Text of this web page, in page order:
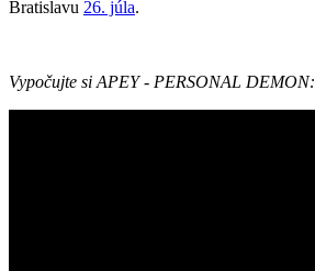
Bratislavu 26. júla.
Vypočujte si APEY - PERSONAL DEMON: